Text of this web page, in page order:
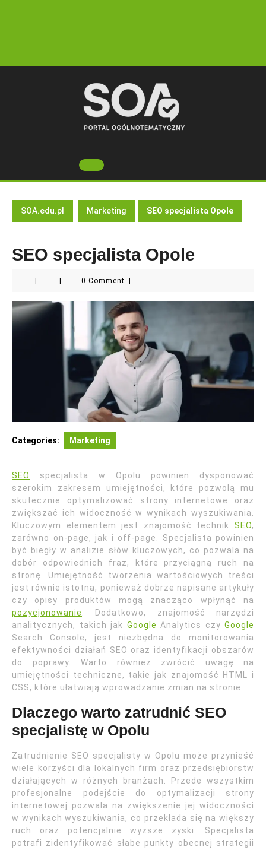
Open
Button
SOA.edu.pl Marketing SEO specjalista Opole
SEO specjalista Opole
0 Comment
Categories: Marketing
SEO
specjalista w Opolu powinien dysponować
szerokim zakresem umiejętności, które pozwolą mu
skutecznie optymalizować strony internetowe oraz
zwiększać ich widoczność w wynikach wyszukiwania.
Kluczowym elementem jest znajomość technik SEO,
zarówno on-page, jak i off-page. Specjalista powinien
być biegły w analizie słów kluczowych, co pozwala na
dobór odpowiednich fraz, które przyciągną ruch na
stronę. Umiejętność tworzenia wartościowych treści
jest równie istotna, ponieważ dobrze napisane artykuły
czy opisy produktów mogą znacząco wpłynąć na
pozycjonowanie
. Dodatkowo, znajomość narzędzi
analitycznych, takich jak Google Analytics czy Google
Search Console, jest niezbędna do monitorowania
efektywności działań SEO oraz identyfikacji obszarów
do poprawy. Warto również zwrócić uwagę na
umiejętności techniczne, takie jak znajomość HTML i
CSS, które ułatwiają wprowadzanie zmian na stronie.
Dlaczego warto zatrudnić SEO
specjalistę w Opolu
Zatrudnienie SEO specjalisty w Opolu może przynieść
wiele korzyści dla lokalnych firm oraz przedsiębiorstw
działających w różnych branżach. Przede wszystkim
profesjonalne podejście do optymalizacji strony
internetowej pozwala na zwiększenie jej widoczności
w wynikach wyszukiwania, co przekłada się na większy
ruch oraz potencjalnie wyższe zyski. Specjalista
potrafi zidentyfikować słabe punkty obecnej strategii